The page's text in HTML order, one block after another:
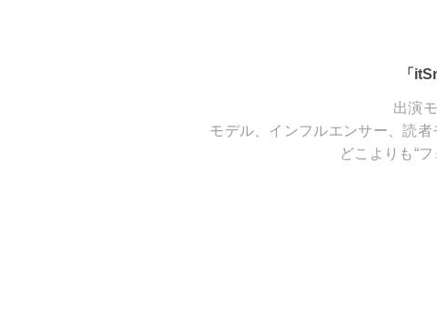
「
出演
モデル、インフルエンサー、読
どこよりも“